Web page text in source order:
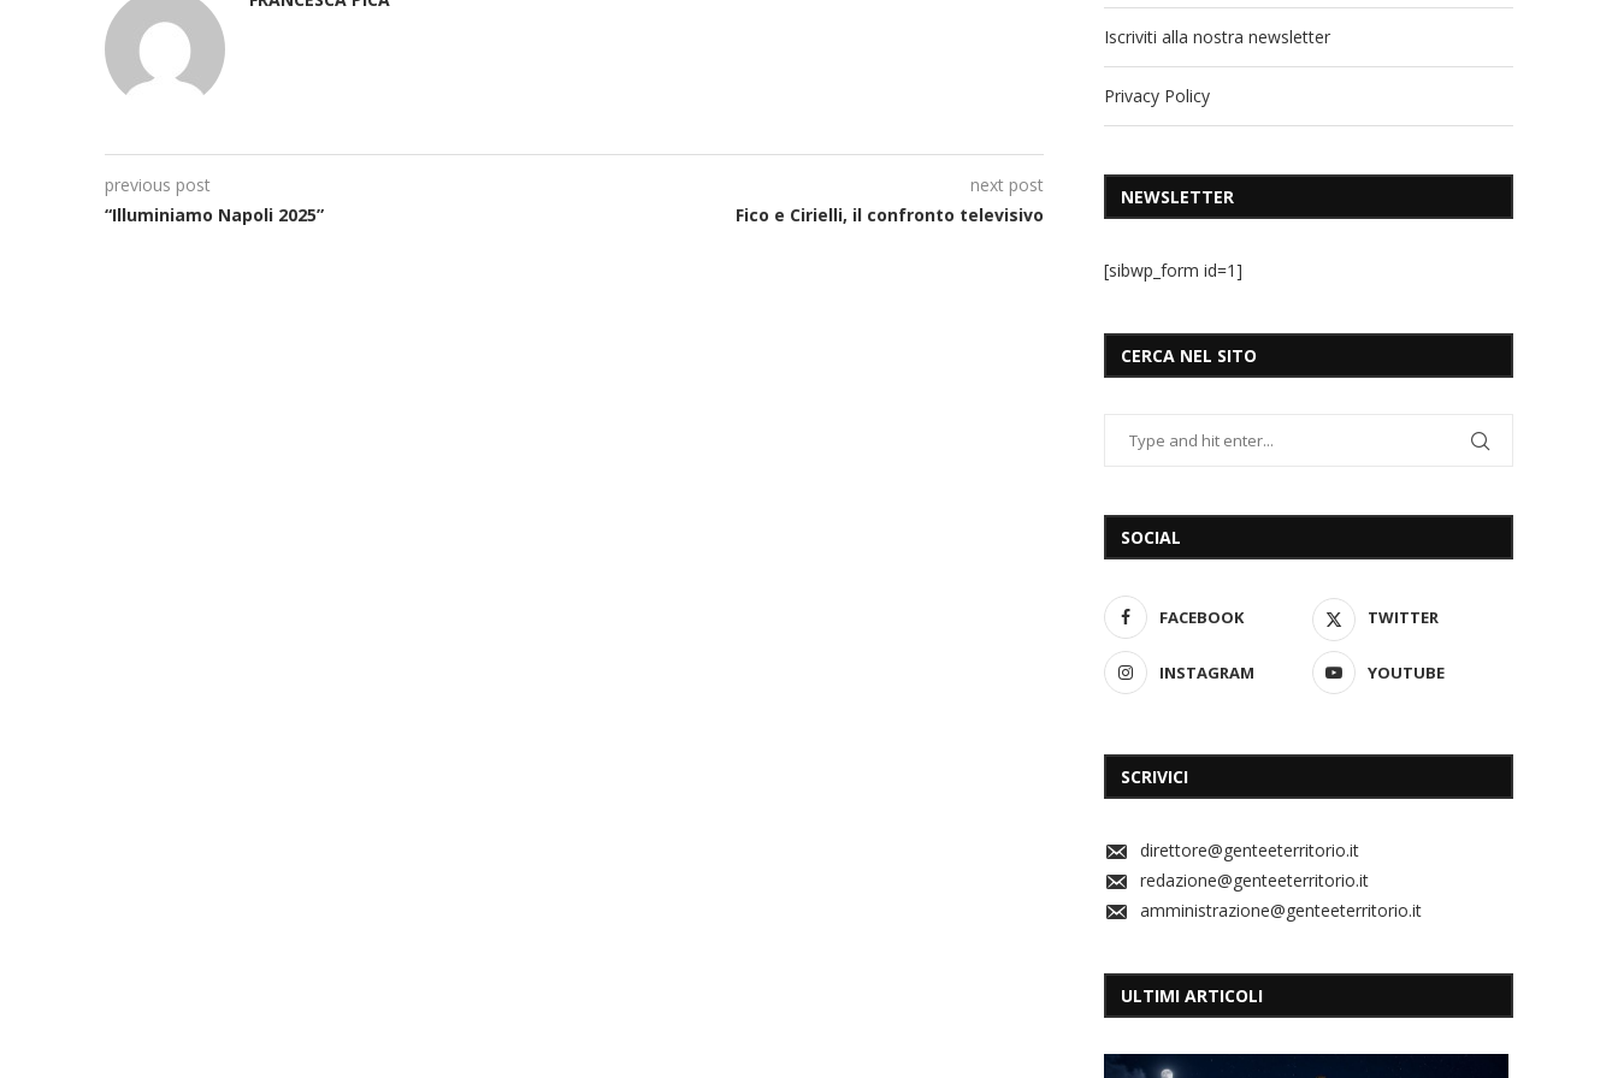
previous post
“Illuminiamo Napoli 2025”
next post
Fico e Cirielli, il confronto televisivo
Iscriviti alla nostra newsletter
Privacy Policy
NEWSLETTER
[sibwp_form id=1]
CERCA NEL SITO
SOCIAL
FACEBOOK TWITTER
INSTAGRAM YOUTUBE
SCRIVICI
direttore@genteeterritorio.it
redazione@genteeterritorio.it
amministrazione@genteeterritorio.it
ULTIMI ARTICOLI